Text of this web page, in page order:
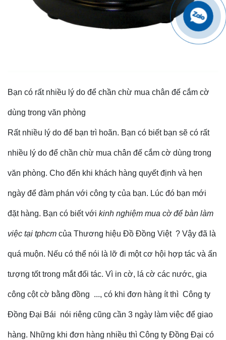
Bạn có rất nhiều lý do để chần chừ mua chân đế cắm cờ
dùng trong văn phòng
Rất nhiều lý do để bạn trì hoãn. Bạn có biết bạn sẽ có rất
nhiều lý do để chần chừ mua chân đế cắm cờ dùng trong
văn phòng. Cho đến khi khách hàng quyết định và hẹn
ngày để đàm phán với công ty của bạn. Lúc đó bạn mới
đặt hàng. Bạn có biết với kinh nghiệm mua cờ để bàn làm
việc tại tphcm của Thương hiệu Đồ Đồng Việt ? Vậy đã là
quá muộn. Nếu có thể nói là lỡ đi một cơ hội hợp tác và ấn
tượng tốt trong mắt đối tác. Vì in cờ, lá cờ các nước, gia
công cột cờ bằng đồng ..., có khi đơn hàng ít thì Công ty
Đồng Đại Bái nói riêng cũng cần 3 ngày làm việc để giao
hàng. Những khi đơn hàng nhiều thì Công ty Đồng Đại có